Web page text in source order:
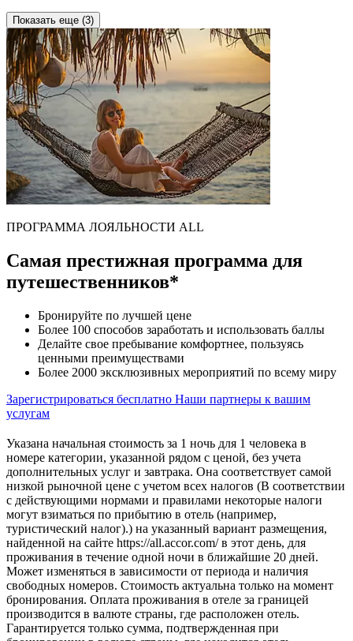
Показать еще (3)
ПРОГРАММА ЛОЯЛЬНОСТИ ALL
Самая престижная программа для
путешественников*
Бронируйте по лучшей цене
Более 100 способов заработать и использовать баллы
Делайте свое пребывание комфортнее, пользуясь
ценными преимуществами
Более 2000 эксклюзивных мероприятий по всему миру
Зарегистрироваться бесплатно Наши партнеры к вашим
услугам
Указана начальная стоимость за 1 ночь для 1 человека в
номере категории, указанной рядом с ценой, без учета
дополнительных услуг и завтрака. Она соответствует самой
низкой рыночной цене с учетом всех налогов (В соответствии
с действующими нормами и правилами некоторые налоги
могут взиматься по прибытию в отель (например,
туристический налог).) на указанный вариант размещения,
найденной на сайте https://all.accor.com/ в этот день, для
проживания в течение одной ночи в ближайшие 20 дней.
Может изменяться в зависимости от периода и наличия
свободных номеров. Стоимость актуальна только на момент
бронирования. Оплата проживания в отеле за границей
производится в валюте страны, где расположен отель.
Гарантируется только сумма, подтвержденная при